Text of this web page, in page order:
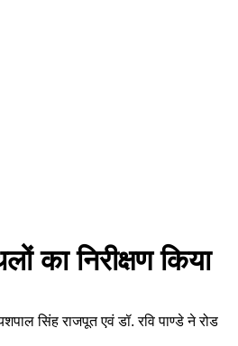
का निरीक्षण किया
सिंह राजपूत एवं डॉ. रवि पाण्डे ने रोड